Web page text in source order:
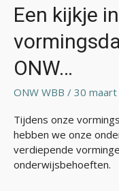
Een kijkje
ONW…
ONW WBB / 30
Tijdens onze
hebben we onze
verdiepende
onderwijsbehoeften.
in
de
vormingsdagen
van
het